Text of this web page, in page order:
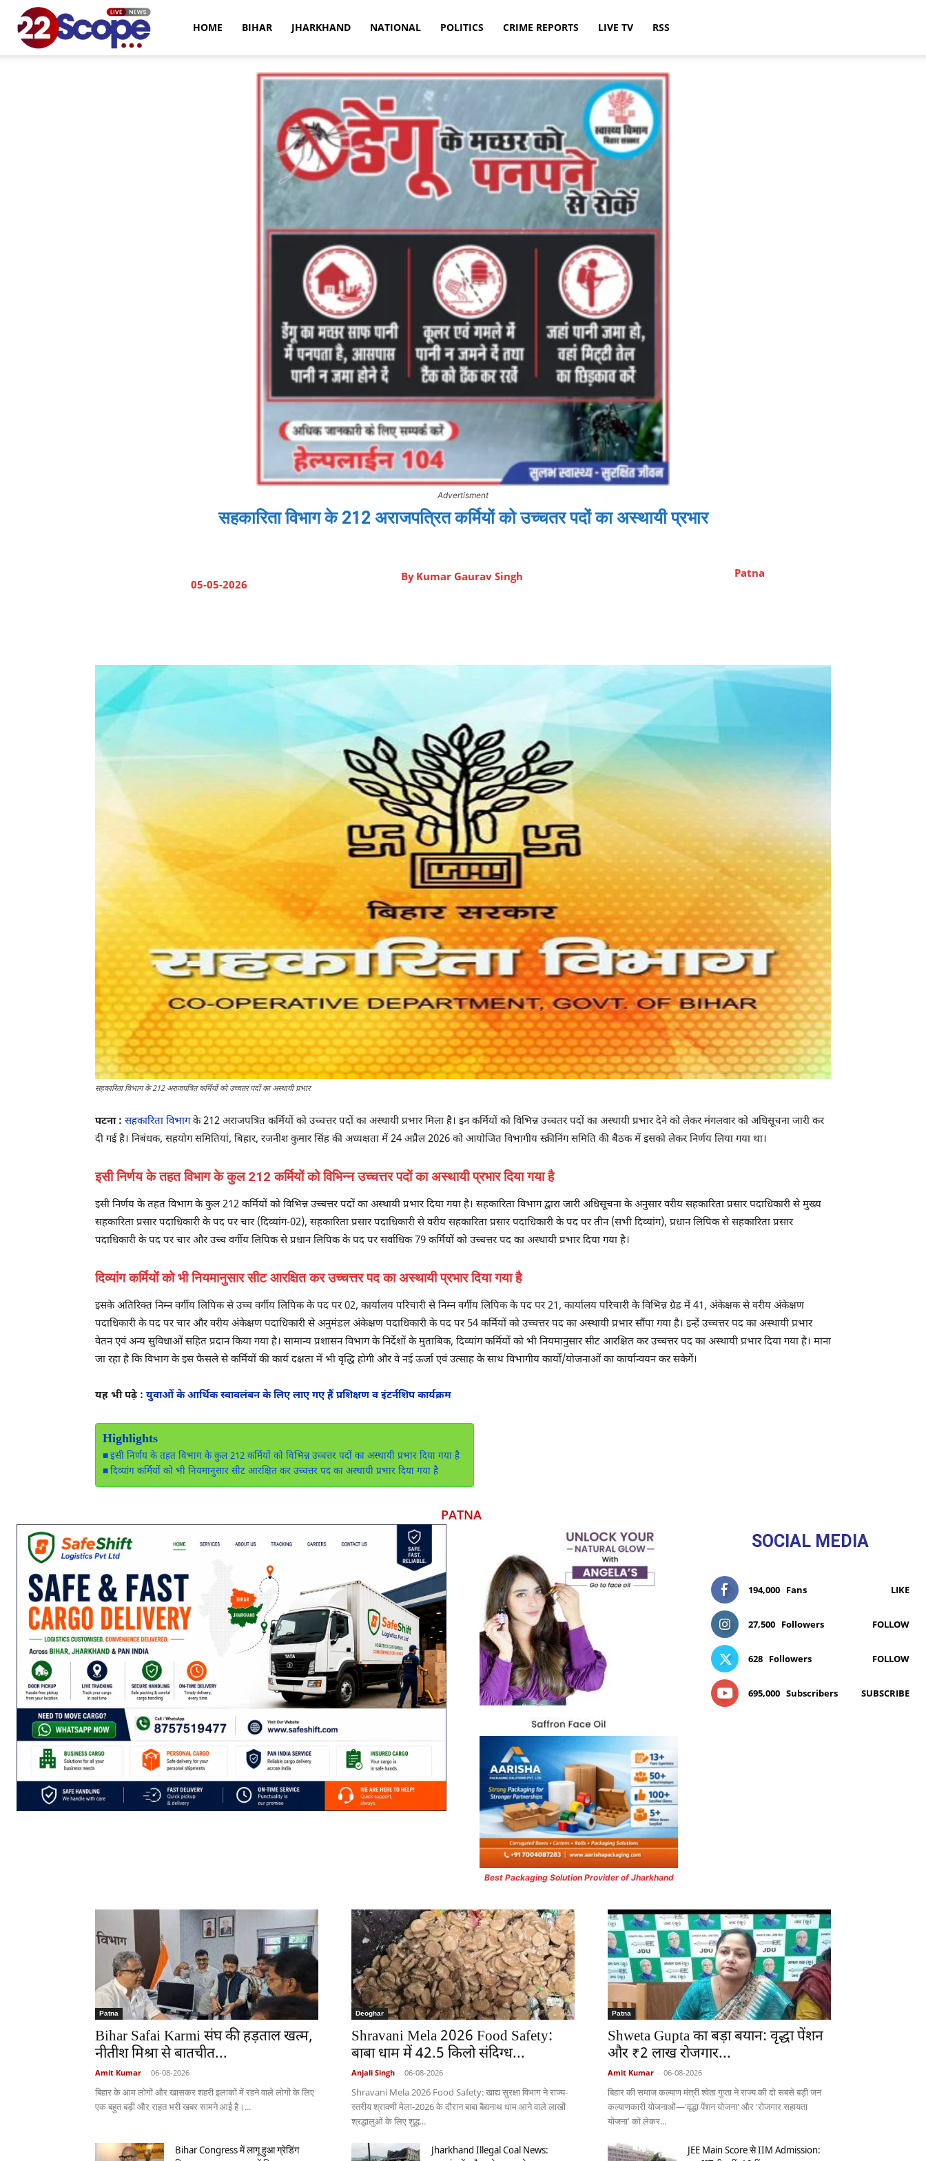
HOME BIHAR JHARKHAND NATIONAL POLITICS CRIME REPORTS LIVE TV RSS
Advertisment
सहकारिता विभाग के 212 अराजपत्रित कर्मियों को उच्चतर पदों का अस्थायी प्रभार
05-05-2026
By Kumar Gaurav Singh Patna
सहकारिता विभाग के 212 अराजपत्रित कर्मियों को उच्चतर पदों का अस्थायी प्रभार
पटना : सहकारिता विभागके 212 अराजपत्रित कर्मियों को उच्चत्तर पदों का अस्थायी प्रभार मिला है। इन कर्मियों को विभिन्न उच्चतर पदों का अस्थायी प्रभार देने को लेकर मंगलवार को अधिसूचना जारी कर
दी गई है। निबंधक, सहयोग समितियां, बिहार, रजनीश कुमार सिंह की अध्यक्षता में 24 अप्रैल 2026 को आयोजित विभागीय स्क्रीनिंग समिति की बैठक में इसको लेकर निर्णय लिया गया था।
इसी निर्णय के तहत विभाग के कुल 212 कर्मियों को विभिन्न उच्चत्तर पदों का अस्थायी प्रभार दिया गया है
इसी निर्णय के तहत विभाग के कुल 212 कर्मियों को विभिन्न उच्चत्तर पदों का अस्थायी प्रभार दिया गया है। सहकारिता विभाग द्वारा जारी अधिसूचना के अनुसार वरीय सहकारिता प्रसार पदाधिकारी से मुख्य
सहकारिता प्रसार पदाधिकारी के पद पर चार (दिव्यांग-02), सहकारिता प्रसार पदाधिकारी से वरीय सहकारिता प्रसार पदाधिकारी के पद पर तीन (सभी दिव्यांग), प्रधान लिपिक से सहकारिता प्रसार
पदाधिकारी के पद पर चार और उच्च वर्गीय लिपिक से प्रधान लिपिक के पद पर सर्वाधिक 79 कर्मियों को उच्चत्तर पद का अस्थायी प्रभार दिया गया है।
दिव्यांग कर्मियों को भी नियमानुसार सीट आरक्षित कर उच्चत्तर पद का अस्थायी प्रभार दिया गया है
इसके अतिरिक्त निम्न वर्गीय लिपिक से उच्च वर्गीय लिपिक के पद पर 02, कार्यालय परिचारी से निम्न वर्गीय लिपिक के पद पर 21, कार्यालय परिचारी के विभिन्न ग्रेड में 41, अंकेक्षक से वरीय अंकेक्षण
पदाधिकारी के पद पर चार और वरीय अंकेक्षण पदाधिकारी से अनुमंडल अंकेक्षण पदाधिकारी के पद पर 54 कर्मियों को उच्चत्तर पद का अस्थायी प्रभार सौंपा गया है। इन्हें उच्चत्तर पद का अस्थायी प्रभार
वेतन एवं अन्य सुविधाओं सहित प्रदान किया गया है। सामान्य प्रशासन विभाग के निर्देशों के मुताबिक, दिव्यांग कर्मियों को भी नियमानुसार सीट आरक्षित कर उच्चत्तर पद का अस्थायी प्रभार दिया गया है। माना
जा रहा है कि विभाग के इस फैसले से कर्मियों की कार्य दक्षता में भी वृद्धि होगी और वे नई ऊर्जा एवं उत्साह के साथ विभागीय कार्यों/योजनाओं का कार्यान्वयन कर सकेगें।
यह भी पढ़े : युवाओं के आर्थिक स्वावलंबन के लिए लाए गए हैं प्रशिक्षण व इंटर्नशिप कार्यक्रम
Highlights
इसी निर्णय के तहत विभाग के कुल 212 कर्मियों को विभिन्न उच्चत्तर पदों का अस्थायी प्रभार दिया गया है
दिव्यांग कर्मियों को भी नियमानुसार सीट आरक्षित कर उच्चत्तर पद का अस्थायी प्रभार दिया गया है
PATNA
Best Packaging Solution Provider of Jharkhand
SOCIAL MEDIA
194,000 Fans LIKE
27,500 Followers FOLLOW
628 Followers FOLLOW
695,000 Subscribers SUBSCRIBE
Patna
Bihar Safai Karmi संघ की हड़ताल खत्म,
नीतीश मिश्रा से बातचीत...
Amit Kumar - 06-08-2026
बिहार के आम लोगों और खासकर शहरी इलाकों में रहने वाले लोगों के लिए
एक बहुत बड़ी और राहत भरी खबर सामने आई है।...
Deoghar
Shravani Mela 2026 Food Safety:
बाबा धाम में 42.5 किलो संदिग्ध...
Anjali Singh - 06-08-2026
Shravani Mela 2026 Food Safety: खाद्य सुरक्षा विभाग ने राज्य-
स्तरीय श्रावणी मेला-2026 के दौरान बाबा बैद्यनाथ धाम आने वाले लाखों
श्रद्धालुओं के लिए शुद्ध...
Patna
Shweta Gupta का बड़ा बयान: वृद्धा पेंशन
और ₹2 लाख रोजगार...
Amit Kumar - 06-08-2026
बिहार की समाज कल्याण मंत्री श्वेता गुप्ता ने राज्य की दो सबसे बड़ी जन
कल्याणकारी योजनाओं—'वृद्धा पेंशन योजना' और 'रोजगार सहायता
योजना' को लेकर...
Bihar Congress में लागू हुआ ग्रेडिंग
Jharkhand Illegal Coal News:
JEE Main Score से IIM Admission: